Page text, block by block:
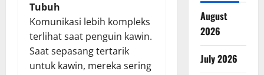
Tubuh
Komunikasi lebih kompleks
terlihat saat penguin kawin.
Saat sepasang tertarik
untuk kawin, mereka sering
August
2026
July 2026